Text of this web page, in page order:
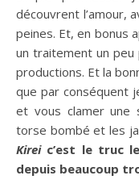
découvrent l’amour,
peines. Et, en bonus
un traitement un
productions. Et la
que par conséquent
et vous clamer une
torse bombé et les
Kirei c’est le truc
depuis beaucoup